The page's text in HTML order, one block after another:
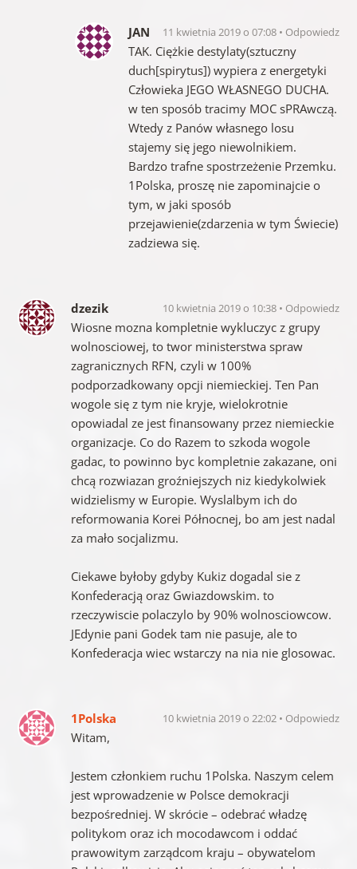
JAN 11 kwietnia 2019 o 07:08 Odpowiedz
TAK. Ciężkie destylaty(sztuczny
duch[spirytus]) wypiera z energetyki
Człowieka JEGO WŁASNEGO DUCHA.
w ten sposób tracimy MOC sPRAwczą.
Wtedy z Panów własnego losu
stajemy się jego niewolnikiem.
Bardzo trafne spostrzeżenie Przemku.
1Polska, proszę nie zapominajcie o
tym, w jaki sposób
przejawienie(zdarzenia w tym Świecie)
zadziewa się.
dzezik 10 kwietnia 2019 o 10:38 Odpowiedz
Wiosne mozna kompletnie wykluczyc z grupy
wolnosciowej, to twor ministerstwa spraw
zagranicznych RFN, czyli w 100%
podporzadkowany opcji niemieckiej. Ten Pan
wogole się z tym nie kryje, wielokrotnie
opowiadal ze jest finansowany przez niemieckie
organizacje. Co do Razem to szkoda wogole
gadac, to powinno byc kompletnie zakazane, oni
chcą rozwiazan groźniejszych niz kiedykolwiek
widzielismy w Europie. Wyslalbym ich do
reformowania Korei Północnej, bo am jest nadal
za mało socjalizmu.
Ciekawe byłoby gdyby Kukiz dogadal sie z
Konfederacją oraz Gwiazdowskim. to
rzeczywiscie polaczylo by 90% wolnosciowcow.
JEdynie pani Godek tam nie pasuje, ale to
Konfederacja wiec wstarczy na nia nie glosowac.
1Polska 10 kwietnia 2019 o 22:02 Odpowiedz
Witam,
Jestem członkiem ruchu 1Polska. Naszym celem
jest wprowadzenie w Polsce demokracji
bezpośredniej. W skrócie – odebrać władzę
politykom oraz ich mocodawcom i oddać
prawowitym zarządcom kraju – obywatelom